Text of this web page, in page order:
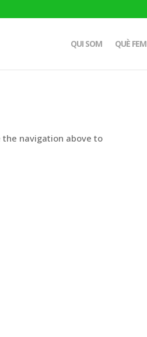
QUI SOM QUÈ FEM
the navigation above to